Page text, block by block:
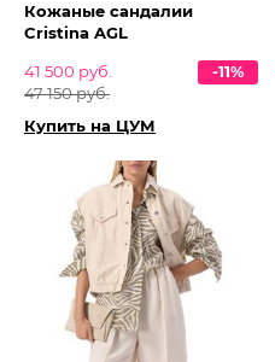
Кожаные сандалии
Cristina AGL
41 500 руб.
47 150 руб.
-11%
Купить на ЦУМ